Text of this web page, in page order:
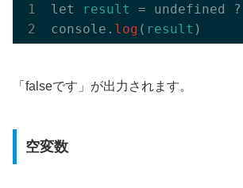
let result = undefined ?
console. log ( result
「falseです」が出力されます。
空変数